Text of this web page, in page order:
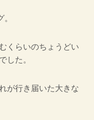
くらいのちょうどい
した。
が行き届いた大きな